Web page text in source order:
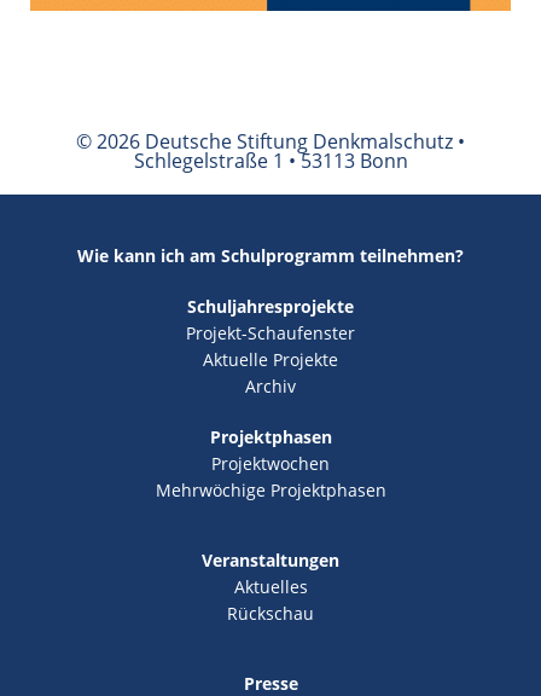
© 2026 Deutsche Stiftung Denkmalschutz •
Schlegelstraße 1 • 53113 Bonn
Wie kann ich am Schulprogramm teilnehmen?
Schuljahresprojekte
Projekt-Schaufenster
Aktuelle Projekte
Archiv
Projektphasen
Projektwochen
Mehrwöchige Projektphasen
Veranstaltungen
Aktuelles
Rückschau
Presse